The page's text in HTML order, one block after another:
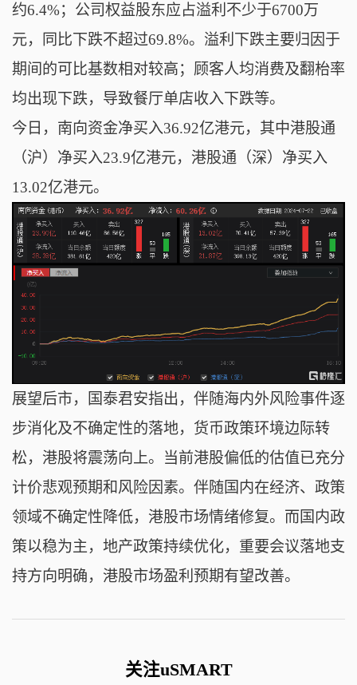
约6.4%；公司权益股东应占溢利不少于6700万
元，同比下跌不超过69.8%。溢利下跌主要归因于
期间的可比基数相对较高；顾客人均消费及翻枱率
均出现下跌，导致餐厅单店收入下跌等。
今日，南向资金净买入36.92亿港元，其中港股通
（沪）净买入23.9亿港元，港股通（深）净买入
13.02亿港元。
展望后市，国泰君安指出，伴随海内外风险事件逐
步消化及不确定性的落地，货币政策环境边际转
松，港股将震荡向上。当前港股偏低的估值已充分
计价悲观预期和风险因素。伴随国内在经济、政策
领域不确定性降低，港股市场情绪修复。而国内政
策以稳为主，地产政策持续优化，重要会议落地支
持方向明确，港股市场盈利预期有望改善。
关注uSMART